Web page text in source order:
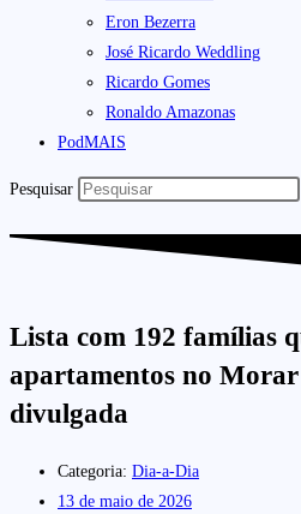
Eron Bezerra
José Ricardo Weddling
Ricardo Gomes
Ronaldo Amazonas
PodMAIS
Pesquisar
Lista com 192 famílias
apartamentos no
divulgada
Categoria: Dia-a-Dia
13 de maio de 2026